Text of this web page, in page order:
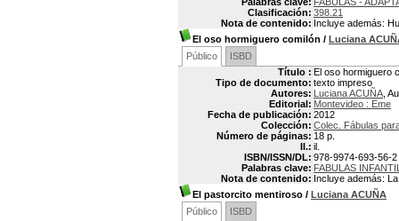
Clasificación: 398.21
Nota de contenido: Incluye además:
El oso hormiguero comilón / Luciana
Público
ISBD
Título : El oso hormiguero
Tipo de documento: texto impreso
Autores: Luciana ACUÑA ,
Editorial: Montevideo : Eme
Fecha de publicación: 2012
Colección: Colec. Fábulas
Número de páginas: 18 p.
Il.: il.
ISBN/ISSN/DL: 978-9974-693-56-2
Palabras clave: FABULAS
Nota de contenido: Incluye además:
El pastorcito mentiroso / Luciana ACUÑA
Público
ISBD